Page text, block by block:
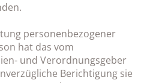
personenbezogener
hat das vom
und Verordnungsgeber
Berichtigung sie